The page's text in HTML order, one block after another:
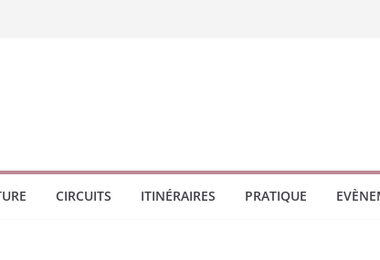
CIRCUITS ITINÉRAIRES PRATIQUE